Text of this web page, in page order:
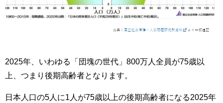
2025年、いわゆる「団塊の世代」800万人全員が75歳以
上、つまり後期高齢者となります。
日本人口の5人に1人が75歳以上の後期高齢者になる2025年